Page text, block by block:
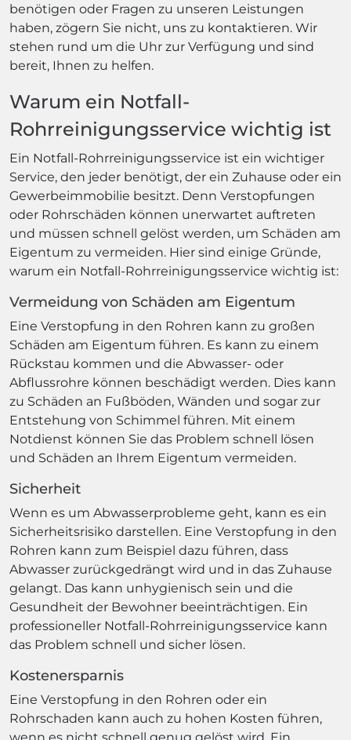
benötigen oder Fragen zu unseren Leistungen
haben, zögern Sie nicht, uns zu kontaktieren. Wir
stehen rund um die Uhr zur Verfügung und sind
bereit, Ihnen zu helfen.
Warum ein Notfall-
Rohrreinigungsservice wichtig ist
Ein Notfall-Rohrreinigungsservice ist ein wichtiger
Service, den jeder benötigt, der ein Zuhause oder ein
Gewerbeimmobilie besitzt. Denn Verstopfungen
oder Rohrschäden können unerwartet auftreten
und müssen schnell gelöst werden, um Schäden am
Eigentum zu vermeiden. Hier sind einige Gründe,
warum ein Notfall-Rohrreinigungsservice wichtig ist:
Vermeidung von Schäden am Eigentum
Eine Verstopfung in den Rohren kann zu großen
Schäden am Eigentum führen. Es kann zu einem
Rückstau kommen und die Abwasser- oder
Abflussrohre können beschädigt werden. Dies kann
zu Schäden an Fußböden, Wänden und sogar zur
Entstehung von Schimmel führen. Mit einem
Notdienst können Sie das Problem schnell lösen
und Schäden an Ihrem Eigentum vermeiden.
Sicherheit
Wenn es um Abwasserprobleme geht, kann es ein
Sicherheitsrisiko darstellen. Eine Verstopfung in den
Rohren kann zum Beispiel dazu führen, dass
Abwasser zurückgedrängt wird und in das Zuhause
gelangt. Das kann unhygienisch sein und die
Gesundheit der Bewohner beeinträchtigen. Ein
professioneller Notfall-Rohrreinigungsservice kann
das Problem schnell und sicher lösen.
Kostenersparnis
Eine Verstopfung in den Rohren oder ein
Rohrschaden kann auch zu hohen Kosten führen,